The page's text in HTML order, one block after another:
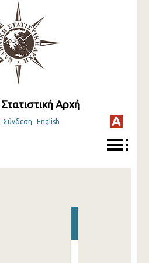
Στατιστική Αρχή
Σύνδεση English